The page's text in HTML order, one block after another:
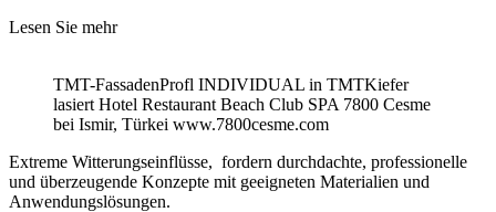
Lesen Sie mehr
TMT-FassadenProfl INDIVIDUAL in TMTKiefer
lasiert Hotel Restaurant Beach Club SPA 7800 Cesme
bei Ismir, Türkei www.7800cesme.com
Extreme Witterungseinflüsse, fordern durchdachte, professionelle
und überzeugende Konzepte mit geeigneten Materialien und
Anwendungslösungen.